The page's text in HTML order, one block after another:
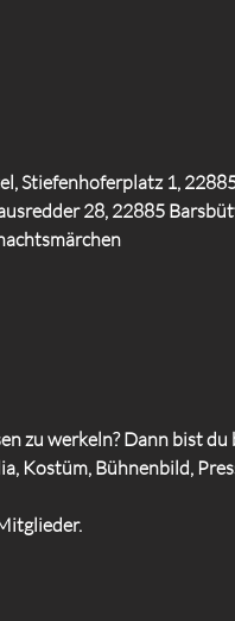
Stiefenhoferplatz 1,
28, 22885
zu werkeln? Dann bist du
Kostüm, Bühnenbild,